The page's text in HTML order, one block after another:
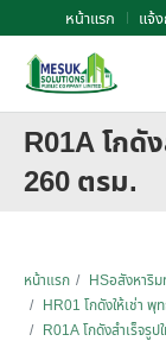
หน้าแรก แจ้ง
R01A โกดั
260 ตรม.
หน้าแรก HSอสังหาริ
HR01 โกดังให้เช่า พุ
R01A โกดังสำเร็จรู